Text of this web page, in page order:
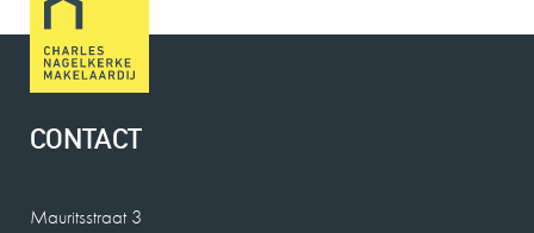
CONTACT
Mauritsstraat 3